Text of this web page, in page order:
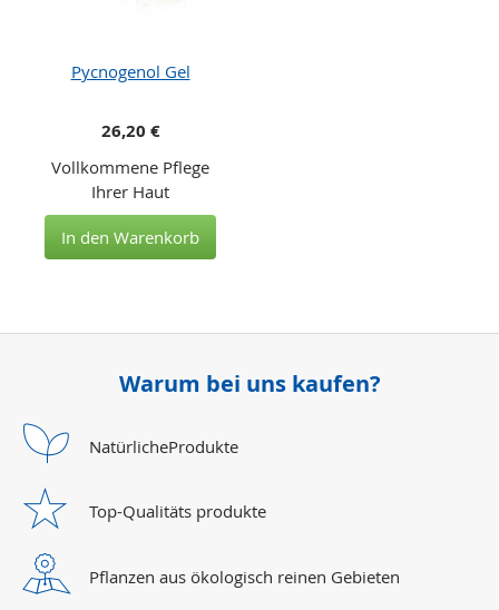
Pycnogenol Gel
26,20 €
Vollkommene Pflege
Ihrer Haut
In den Warenkorb
Warum bei uns kaufen?
NatürlicheProdukte
Top-Qualitäts produkte
Pflanzen aus ökologisch reinen Gebieten